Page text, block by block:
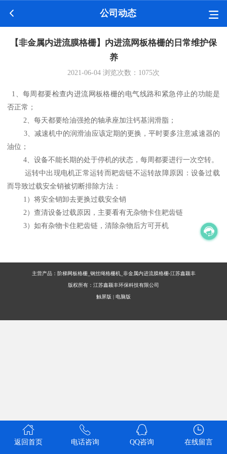
公司动态
【非金属内进流膜格栅】内进流网板格栅的日常维护保
养
2021-06-04 浏览次数： 1075次
1、每周都要检查内进流网板格栅的电气线路和紧急停止的功能是
否正常；
2、每天都要给油强抢的轴承座加注钙基润滑脂；
3、减速机中的润滑油应该定期的更换，平时要多注意减速器的
油位；
4、设备不能长期的处于停机的状态，每周都要进行一次空转。
运转中出现电机正常运转而耙齿链不运转故障原因：设备过载
而导致过载安全销被切断排除方法：
1）将安全销卸去更换过载安全销
2）查清设备过载原因，主要看有无杂物卡住耙齿链
3）如有杂物卡住耙齿链，清除杂物后方可开机
主营产品：阶梯网板格栅_钢丝绳格栅机_非金属内进流膜格栅-江苏鑫颖丰
版权所有：江苏鑫颖丰环保科技有限公司
触屏版 | 电脑版
返回首页 电话咨询 QQ咨询 在线留言